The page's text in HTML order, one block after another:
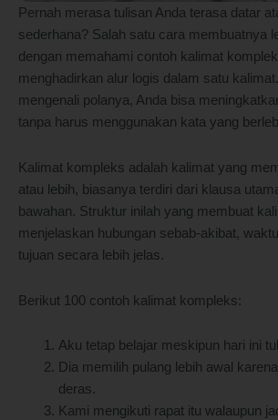
Pernah merasa tulisan Anda terasa datar
sederhana? Salah satu cara membuatnya
dengan memahami contoh kalimat
menghadirkan alur logis dalam satu
mengenali polanya, Anda bisa
tanpa harus menggunakan kata yang
Kalimat kompleks adalah kalimat yang
atau lebih, biasanya terdiri dari klausa
bawahan. Struktur inilah yang membuat
menjelaskan hubungan sebab-akibat,
tujuan secara lebih jelas.
Berikut 100 contoh kalimat kompleks:
Aku tetap belajar meskipun hari ini
Dia memilih pulang lebih awal
deras.
Kami mengikuti rapat itu walaupun